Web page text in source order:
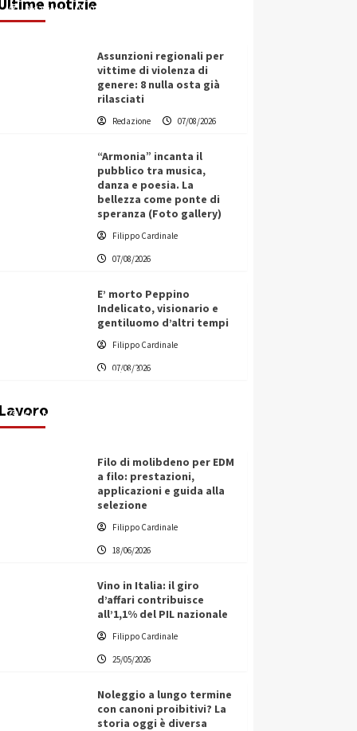
Redazione 07/08/2026
Assunzioni regionali per
vittime di violenza di
genere: 8 nulla osta già
rilasciati
Redazione 07/08/2026
“Armonia” incanta il
pubblico tra musica,
danza e poesia. La
bellezza come ponte di
speranza (Foto gallery)
Filippo Cardinale
07/08/2026
E’ morto Peppino
Indelicato, visionario e
gentiluomo d’altri tempi
Filippo Cardinale
07/08/2026
Lavoro
L’ingegnere saccense Buscarnera
partner chiave di un progetto
transnazionale per la transizione
Filippo Cardinale
Filo di molibdeno per EDM
a filo: prestazioni,
applicazioni e guida alla
selezione
Filippo Cardinale
18/06/2026
Vino in Italia: il giro
d’affari contribuisce
all’1,1% del PIL nazionale
Filippo Cardinale
25/05/2026
Noleggio a lungo termine
con canoni proibitivi? La
storia oggi è diversa